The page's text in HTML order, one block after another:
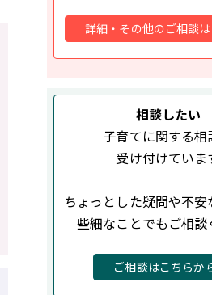
詳細・その他のご相談
相談したい
子育てに関する相
受け付けていま
ちょっとした疑問や不
些細なことでもご相談
ご相談はこちらか